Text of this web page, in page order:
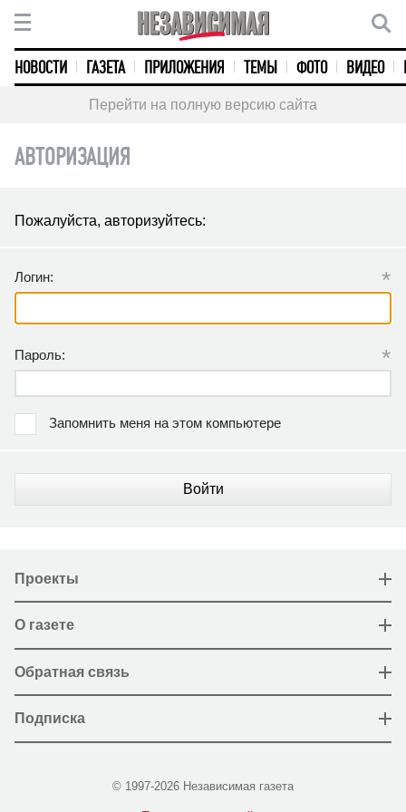
НОВОСТИ ГАЗЕТА ПРИЛОЖЕНИЯ ТЕМЫ ФОТО ВИДЕО
Перейти на полную версию сайта
АВТОРИЗАЦИЯ
Пожалуйста, авторизуйтесь:
Логин: *
Пароль: *
Запомнить меня на этом компьютере
Войти
Проекты
О газете
Обратная связь
Подписка
© 1997-2026 Независимая газета